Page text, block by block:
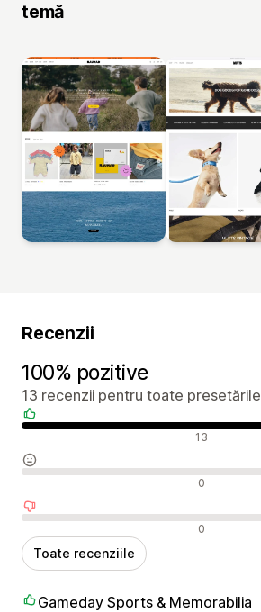
temă
Recenzii
100% pozitive
13 recenzii pentru toate presetările
Recenzii pozitive 13
Recenzii neutre 0
Recenzii negative 0
Toate recenziile
Gameday Sports & Memorabilia